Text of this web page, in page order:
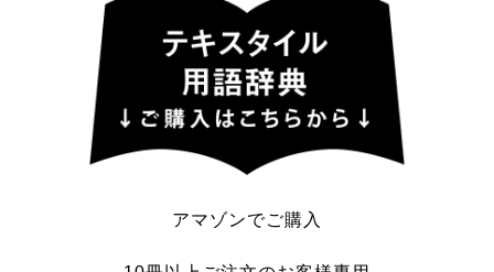
アマゾンでご購入